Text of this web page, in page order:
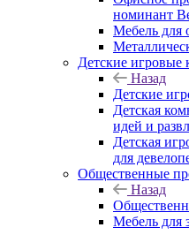
номинант
Мебель для
Детские игровые
Назад
Детские
Детская
идей и
Детская
для
Общественные
Назад
Мебель для